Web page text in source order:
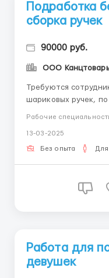
Подработка
сборка ручек
90000 руб.
ООО
Требуются
шариковых ручек, по
сложная, Вам все
Ваша заработная
приемлемо в наши
Рабочие
13-03-2025
Без опыта
Работа для
девушек